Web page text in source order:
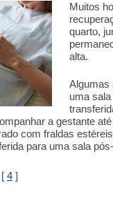
Muitos
quarto,
alta.
Algumas
uma
a gestante
com fraldas
para uma sala
4 ]